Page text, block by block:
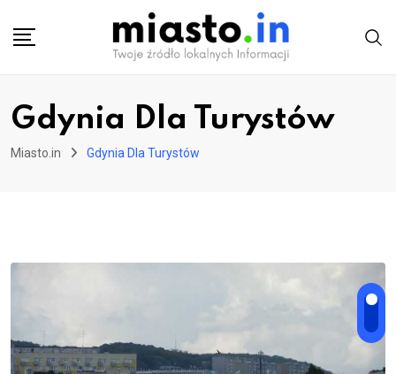
Gdynia Dla Turystów
Miasto.in Gdynia Dla Turystów